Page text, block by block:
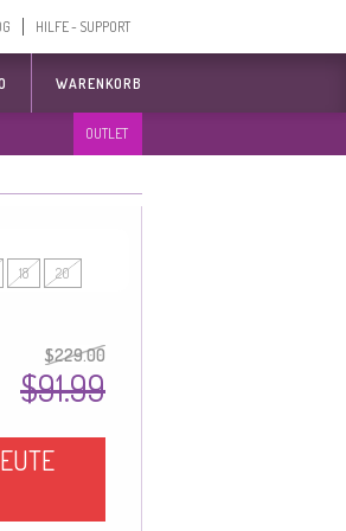
HILFE - SUPPORT
WARENKORB
OUTLET
18 20
$229.00
$91.99